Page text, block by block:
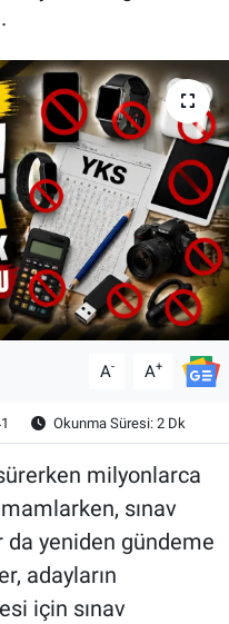
A- A+
Okunma Süresi: 2 Dk
milyonlarca
sınav
yeniden gündeme
adayların
için sınav